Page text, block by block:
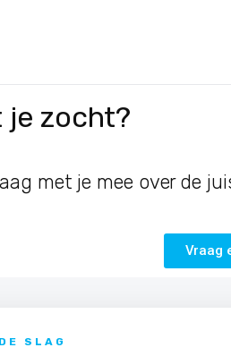
je zocht?
met je mee over de
Vraag
SLAG